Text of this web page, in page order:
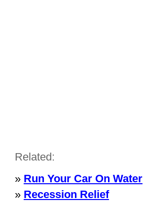
Related:
» Run Your Car On Water
» Recession Relief